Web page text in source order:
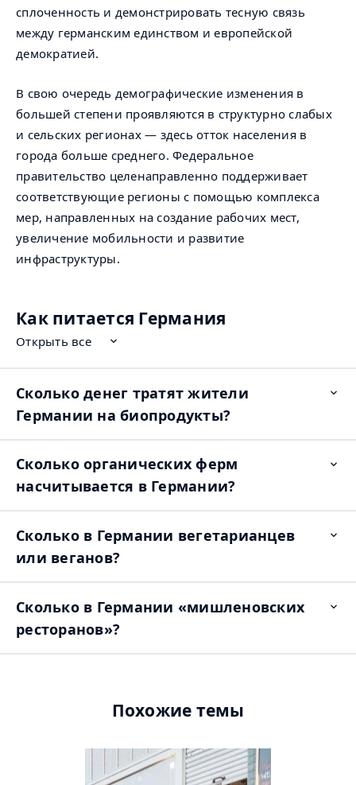
сплоченность и демонстрировать тесную связь
между германским единством и европейской
демократией.
В свою очередь демографические изменения в
большей степени проявляются в структурно слабых
и сельских регионах — здесь отток населения в
города больше среднего. Федеральное
правительство целенаправленно поддерживает
соответствующие регионы с помощью комплекса
мер, направленных на создание рабочих мест,
увеличение мобильности и развитие
инфраструктуры.
Как питается Германия
Открыть все
Сколько денег тратят жители
Германии на биопродукты?
Сколько органических ферм
насчитывается в Германии?
Сколько в Германии вегетарианцев
или веганов?
Сколько в Германии «мишленовских
ресторанов»?
Похожие темы